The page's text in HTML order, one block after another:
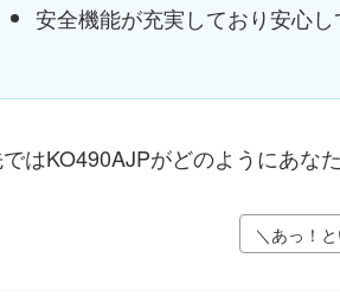
安全機能が充実しており安心
はKO490AJPがどのようにあな
＼あっ！